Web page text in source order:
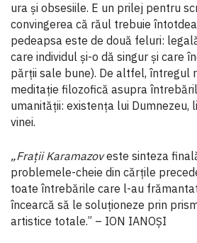
ura şi obsesiile. E un prilej pentru
convingerea că răul trebuie
pedeapsa este de două feluri:
care individul şi-o dă singur şi care
părţii sale bune). De altfel, întregul
meditaţie filozofică asupra
umanităţii: existenţa lui
vinei.
„Fraţii Karamazoveste sinteza
problemele-cheie din cărţile
toate întrebările care l-au
încearcă să le soluţioneze prin
artistice totale.” – ION IANOŞI